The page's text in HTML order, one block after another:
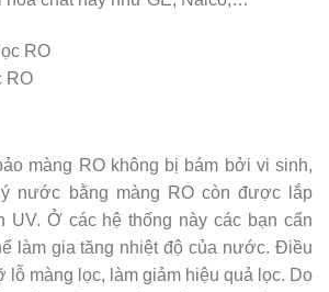
RO
màng RO không bị bám bởi vi sinh,
nước bằng màng RO còn được lắp
UV. Ở các hệ thống này các bạn cẩn
làm gia tăng nhiệt độ của nước. Điều
lỗ màng lọc, làm giảm hiệu quả lọc. Do